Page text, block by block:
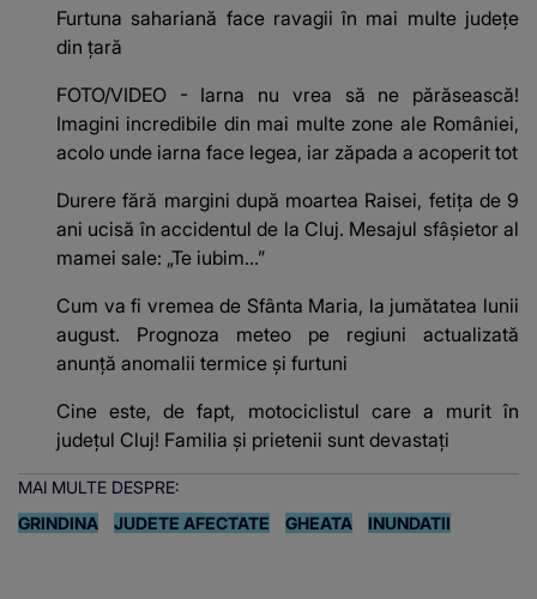
Furtuna sahariană face ravagii în mai multe județe
din țară
FOTO/VIDEO - Iarna nu vrea să ne părăsească!
Imagini incredibile din mai multe zone ale României,
acolo unde iarna face legea, iar zăpada a acoperit tot
Durere fără margini după moartea Raisei, fetița de 9
ani ucisă în accidentul de la Cluj. Mesajul sfâșietor al
mamei sale: „Te iubim…”
Cum va fi vremea de Sfânta Maria, la jumătatea lunii
august. Prognoza meteo pe regiuni actualizată
anunță anomalii termice și furtuni
Cine este, de fapt, motociclistul care a murit în
județul Cluj! Familia și prietenii sunt devastați
MAI MULTE DESPRE:
GRINDINA
JUDETE AFECTATE GHEATA INUNDATII